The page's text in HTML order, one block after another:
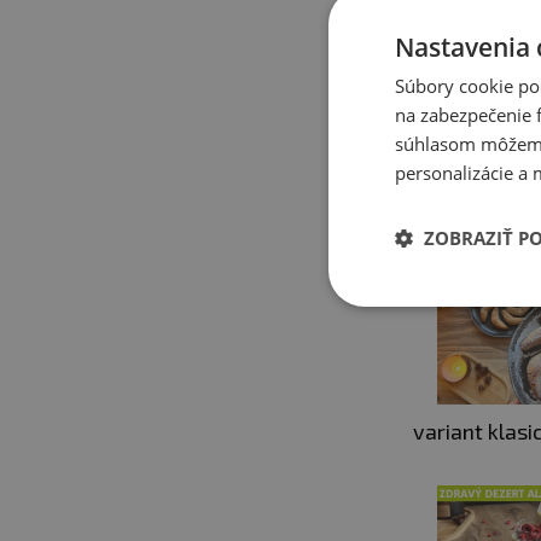
Včelie úle
chutné,
proteín
všetkých,
vaječného
variant
Nastavenia
Súbory cookie
na
súhlasom
personalizácie a
ZOBRAZIŤ